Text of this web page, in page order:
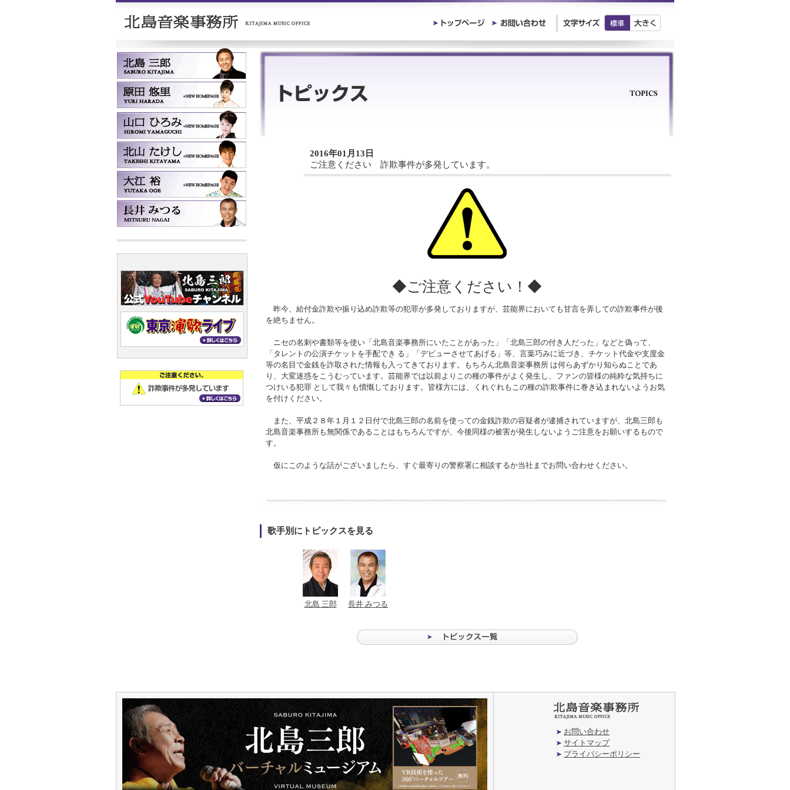
2016年01月13日
ご注意ください 詐欺事件が多発しています。
◆ご注意ください！◆
昨今、給付金詐欺や振り込め詐欺等の犯罪が多発しておりますが、芸能界においても甘言を弄しての詐欺事件が後
を絶ちません。
ニセの名刺や書類等を使い「北島音楽事務所にいたことがあった」「北島三郎の付き人だった」などと偽って、
「タレントの公演チケットを手配でき る」「デビューさせてあげる」等、言葉巧みに近づき、チケット代金や支度金
等の名目で金銭を詐取された情報も入ってきております。もちろん北島音楽事務所 は何らあずかり知らぬことであ
り、大変迷惑をこうむっています。芸能界では以前よりこの種の事件がよく発生し、ファンの皆様の純粋な気持ちに
つけいる犯罪 として我々も憤慨しております。皆様方には、くれぐれもこの種の詐欺事件に巻き込まれないようお気
を付けください。
また、平成２８年１月１２日付で北島三郎の名前を使っての金銭詐欺の容疑者が逮捕されていますが、北島三郎も
北島音楽事務所も無関係であることはもちろんですが、今後同様の被害が発生しないようご注意をお願いするもので
す。
仮にこのような話がございましたら、すぐ最寄りの警察署に相談するか当社までお問い合わせください。
歌手別にトピックスを見る
北島 三郎 長井 みつる
お問い合わせ
サイトマップ
プライバシーポリシー